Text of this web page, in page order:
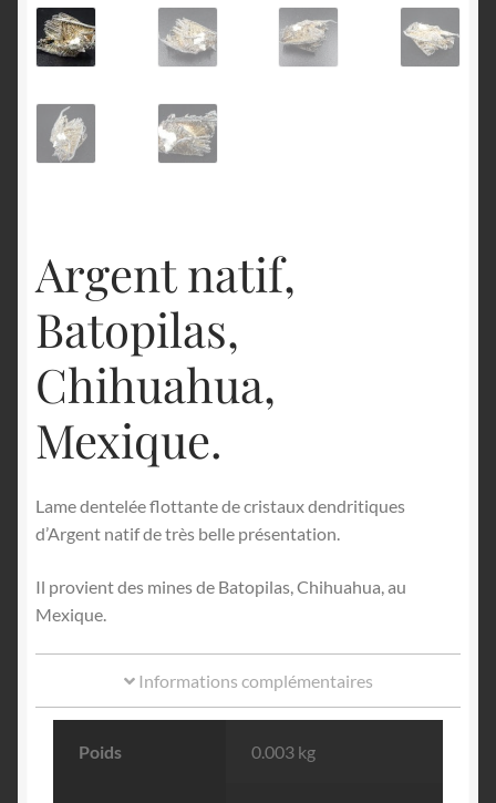
Argent natif,
Batopilas,
Chihuahua,
Mexique.
Lame dentelée flottante de cristaux dendritiques
d’Argent natif de très belle présentation.
Il provient des mines de Batopilas, Chihuahua, au
Mexique.
Informations complémentaires
Poids 0.003 kg